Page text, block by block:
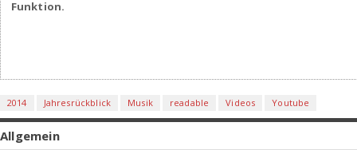
Funktion.
2014 Jahresrückblick Musik readable Videos Youtube
Allgemein